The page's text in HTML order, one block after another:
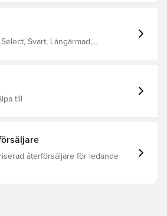
Svart, Långärmad,
till
återförsäljare för ledande